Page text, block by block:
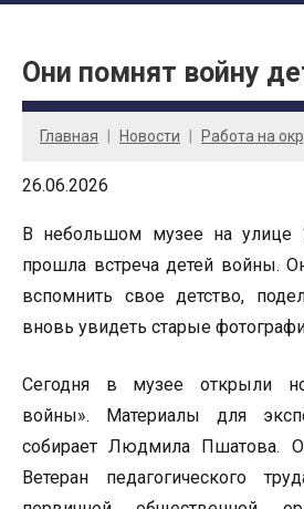
Они помнят войну
Главная Новости Работа на
26.06.2026
В небольшом музее на улице
прошла встреча детей войны.
вспомнить свое детство,
вновь увидеть старые
Сегодня в музее открыли
войны».
Материалы для
собирает Людмила Пшатова.
Ветеран педагогического